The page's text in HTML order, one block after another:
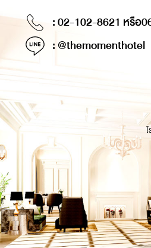
: 02-102-8621 หรือ
: @themomenthotel